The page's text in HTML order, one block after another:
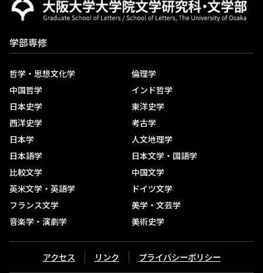
修了生の声
大阪大学入学者選抜における検定料免除について
大学院入試説明会等
科目等履修生試験概要
開講予定科目一覧
私費外国人留学生(研究生)合格者の発表について
研究生試験概要(留学生対象)
研究生試験概要
学部専修
哲学・思想文化学
倫理学
中国哲学
インド哲学
日本史学
東洋史学
西洋史学
考古学
日本学
人文地理学
日本語学
日本文学・国語学
比較文学
中国文学
英米文学・英語学
ドイツ文学
フランス文学
美学・文芸学
音楽学・演劇学
美術史学
アクセス リンク プライバシーポリシー